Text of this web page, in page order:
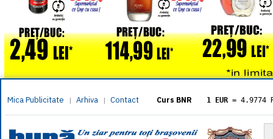
Mica Publicitate | Arhiva | Contact Curs BNR 1 EUR = 4.9774
= 5.8304
1 XAU= 464.4611